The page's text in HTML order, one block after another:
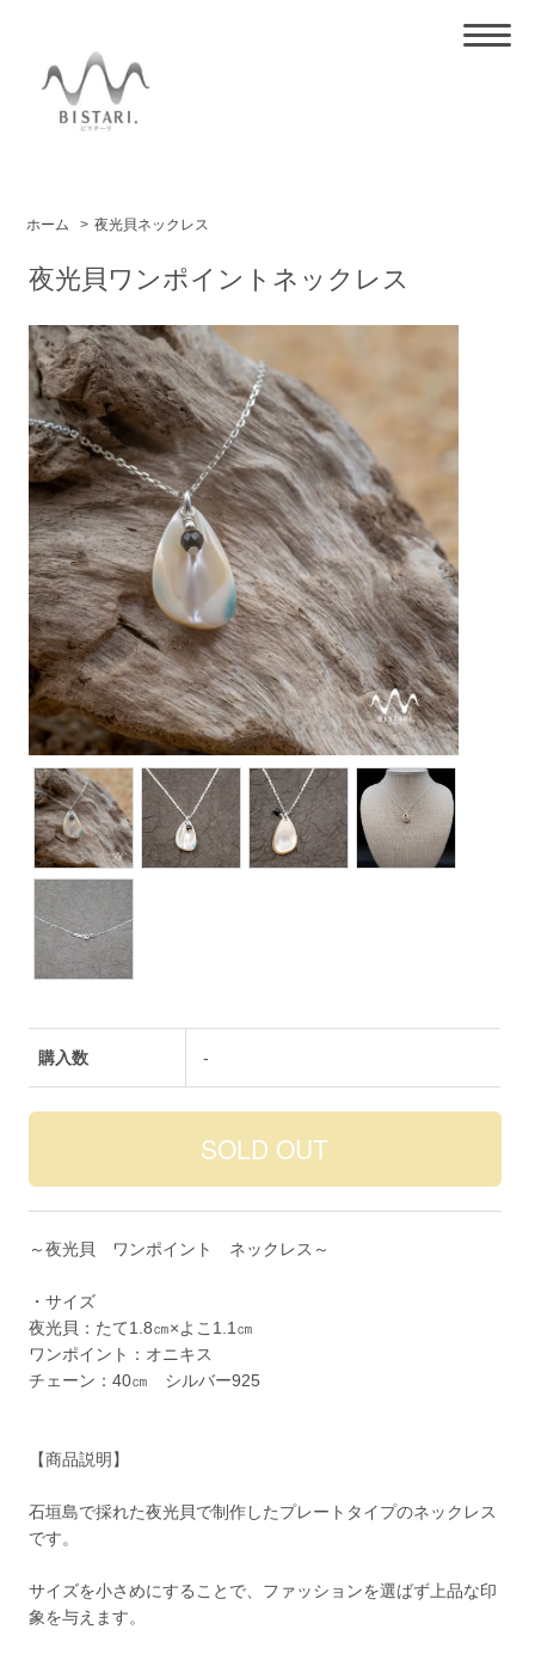
ホーム > 夜光貝ネックレス
夜光貝ワンポイントネックレス
購入数 -
～夜光貝 ワンポイント ネックレス～
・サイズ
夜光貝：たて1.8㎝×よこ1.1㎝
ワンポイント：オニキス
チェーン：40㎝ シルバー925
【商品説明】
石垣島で採れた夜光貝で制作したプレートタイプのネックレス
です。
サイズを小さめにすることで、ファッションを選ばず上品な印
象を与えます。